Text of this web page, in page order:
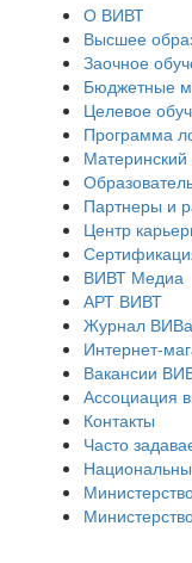
О ВИВТ
Высшее
Заочное
Бюджетные
Целевое
Программа
Материнский
Партнеры и
Центр
ВИВТ Медиа
АРТ ВИВТ
Журнал
Интернет-
Вакансии
Ассоциация
Контакты
Часто